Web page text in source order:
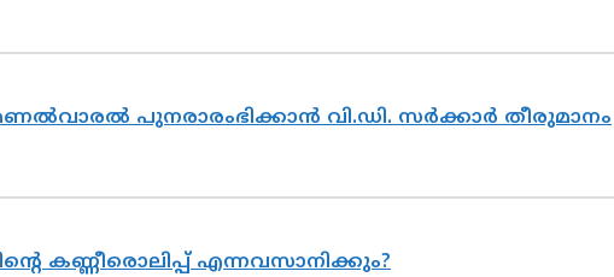
മണൽവാരൽ പുനരാരംഭിക്കാൻ വി.ഡി. സർക്കാർ തീരുമാനം
കണ്ണീരൊലിപ്പ് എന്നവസാനിക്കും?